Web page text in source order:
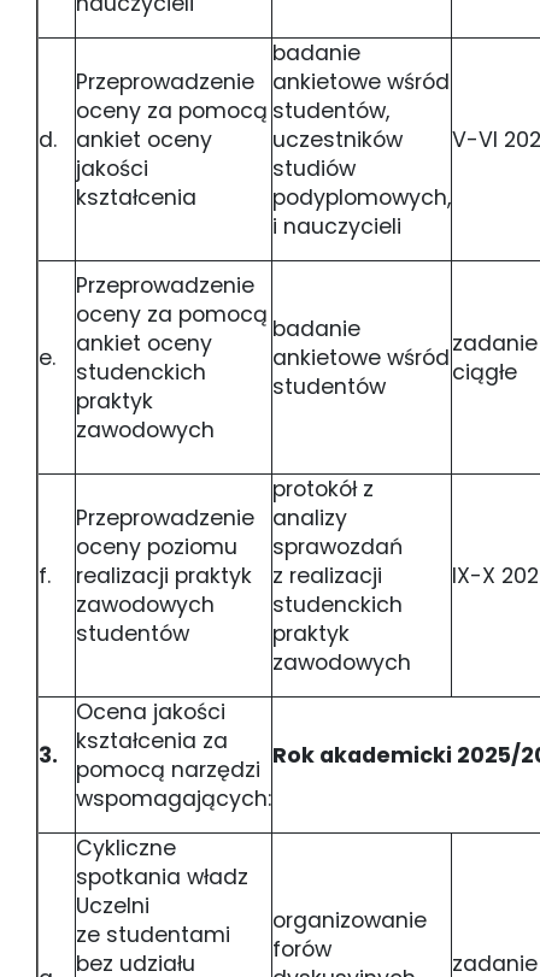
d.
Przeprowadzenie
oceny za pomocą
ankiet oceny
jakości
kształcenia
badanie
ankietowe wśród
studentów,
uczestników
studiów
podyplomowych,
i nauczycieli
V-VI
e.
Przeprowadzenie
oceny za pomocą
ankiet oceny
studenckich
praktyk
zawodowych
badanie
ankietowe wśród
studentów
zadanie
ciągłe
f.
Przeprowadzenie
oceny poziomu
realizacji praktyk
zawodowych
studentów
protokół z
analizy
sprawozdań
z realizacji
studenckich
praktyk
zawodowych
IX-X
3.
Ocena jakości
kształcenia za
pomocą narzędzi
wspomagających:
Rok akademicki 2025/
Cykliczne
spotkania władz
Uczelni
ze studentami
bez udziału
organizowanie
forów
zadanie